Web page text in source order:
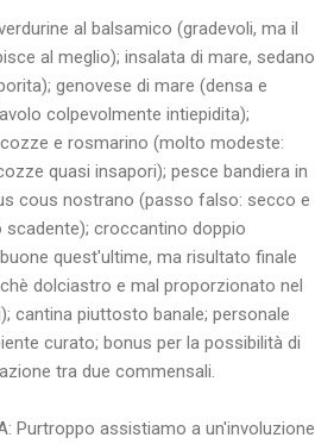
al balsamico (gradevoli, ma il
al meglio); insalata di mare, sedano
genovese di mare (densa e
colpevolmente intiepidita);
e rosmarino (molto modeste:
quasi insapori); pesce bandiera in
cous nostrano (passo falso: secco e
scadente); croccantino doppio
quest'ultime, ma risultato finale
dolciastro e mal proporzionato nel
cantina piuttosto banale; personale
curato; bonus per la possibilità di
tra due commensali.
Purtroppo assistiamo a un'involuzione